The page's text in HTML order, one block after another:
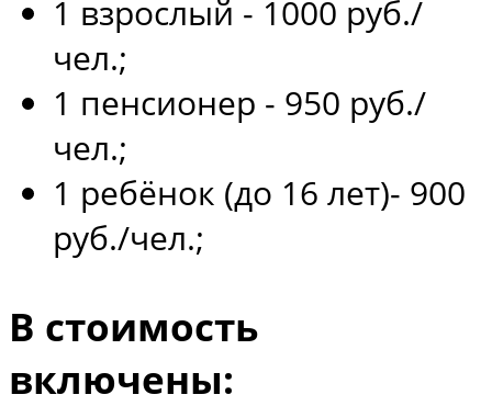
1 взрослый - 1000 руб./
чел.;
1 пенсионер - 950 руб./
чел.;
1 ребёнок (до 16 лет)- 900
руб./чел.;
В стоимость
включены: